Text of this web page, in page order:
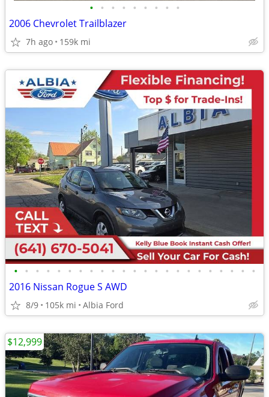
• • • • • • • • •
2006 Chevrolet Trailblazer
7h ago 159k mi
• • • • • • • • • • • • • • • • • • • • • • •
2016 Nissan Rogue S AWD
8/9 105k mi Albia Ford
$12,999